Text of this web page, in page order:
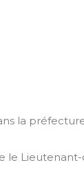
la
le Lieutenant-